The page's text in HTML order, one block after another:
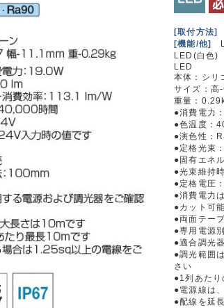
[取付方法]
[機能/他]
LED(白色)
LED
本体：シリ
サイズ：
重量：
●消費電力
●色温度：
●演色性：
●定格光束
●固有エネ
●光束維持
●定格電圧
●消費電力
●カット可
●両面テー
●専用電源
●適合調光
●調光範囲
さい
●1列あた
●電源線は
●配線を延